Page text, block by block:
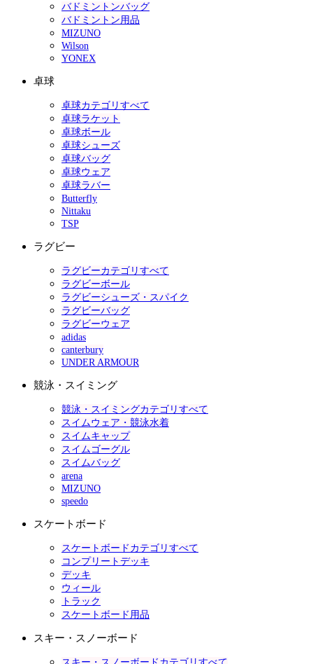
バドミントンバッグ
バドミントン用品
MIZUNO
Wilson
YONEX
卓球
卓球カテゴリすべて
卓球ラケット
卓球ボール
卓球シューズ
卓球バッグ
卓球ウェア
卓球ラバー
Butterfly
Nittaku
TSP
ラグビー
ラグビーカテゴリすべて
ラグビーボール
ラグビーシューズ・スパイク
ラグビーバッグ
ラグビーウェア
adidas
canterbury
UNDER ARMOUR
競泳・スイミング
競泳・スイミングカテゴリすべて
スイムウェア・競泳水着
スイムキャップ
スイムゴーグル
スイムバッグ
arena
MIZUNO
speedo
スケートボード
スケートボードカテゴリすべて
コンプリートデッキ
デッキ
ウィール
トラック
スケートボード用品
スキー・スノーボード